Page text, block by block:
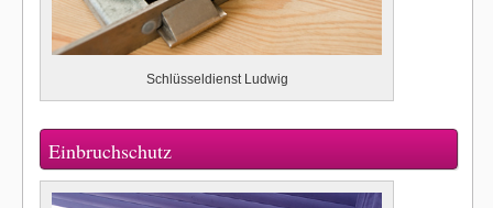
Schlüsseldienst Ludwig
Einbruchschutz